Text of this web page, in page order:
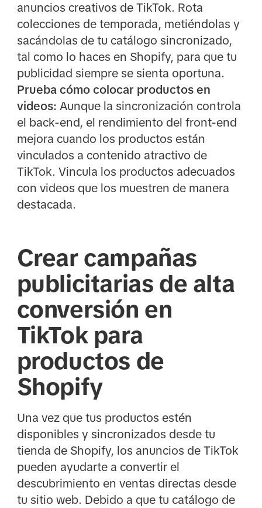
anuncios creativos de TikTok. Rota
colecciones de temporada, metiéndolas y
sacándolas de tu catálogo sincronizado,
tal como lo haces en Shopify, para que tu
publicidad siempre se sienta oportuna.
Prueba cómo colocar productos en
videos: Aunque la sincronización controla
el back-end, el rendimiento del front-end
mejora cuando los productos están
vinculados a contenido atractivo de
TikTok. Vincula los productos adecuados
con videos que los muestren de manera
destacada.
Crear campañas
publicitarias de alta
conversión en
TikTok para
productos de
Shopify
Una vez que tus productos estén
disponibles y sincronizados desde tu
tienda de Shopify, los anuncios de TikTok
pueden ayudarte a convertir el
descubrimiento en ventas directas desde
tu sitio web. Debido a que tu catálogo de